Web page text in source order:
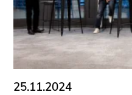
25.11.2024